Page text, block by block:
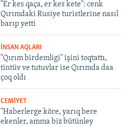
"Er kes qaça, er kes kete": cenk
Qırımdaki Rusiye turistlerine nasıl
barıp yetti
İNSAN AQLARI
"Qırım birdemligi" işini toqtattı,
tintüv ve tutuvlar ise Qırımda daa
çoq oldı
CEMİYET
"Haberlerge köre, yarıq bere
ekenler, amma biz bütünley